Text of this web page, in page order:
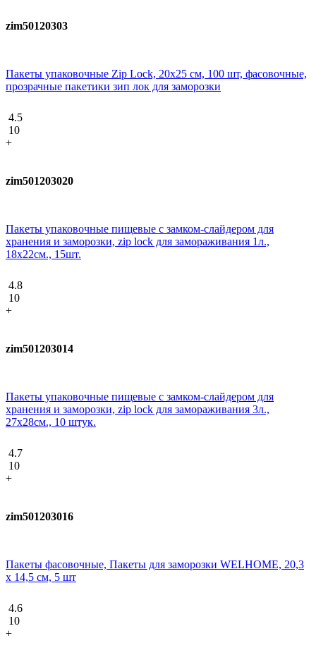
zim50120303
Пакеты упаковочные Zip Lock, 20х25 см, 100 шт, фасовочные,
прозрачные пакетики зип лок для заморозки
4.5
10
+
zim501203020
Пакеты упаковочные пищевые с замком-слайдером для
хранения и заморозки, zip lock для замораживания 1л.,
18х22см., 15шт.
4.8
10
+
zim501203014
Пакеты упаковочные пищевые с замком-слайдером для
хранения и заморозки, zip lock для замораживания 3л.,
27х28см., 10 штук.
4.7
10
+
zim501203016
Пакеты фасовочные, Пакеты для заморозки WELHOME, 20,3
х 14,5 см, 5 шт
4.6
10
+